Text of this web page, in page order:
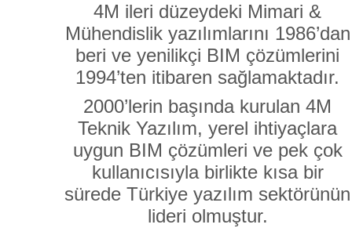
4M ileri düzeydeki Mimari &
Mühendislik yazılımlarını 1986’dan
beri ve yenilikçi BIM çözümlerini
1994’ten itibaren sağlamaktadır.
2000’lerin başında kurulan 4M
Teknik Yazılım, yerel ihtiyaçlara
uygun BIM çözümleri ve pek çok
kullanıcısıyla birlikte kısa bir
sürede Türkiye yazılım sektörünün
lideri olmuştur.